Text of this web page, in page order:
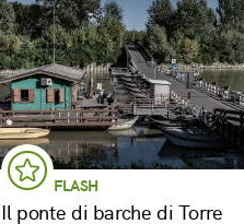
FLASH
Il ponte di barche di Torre